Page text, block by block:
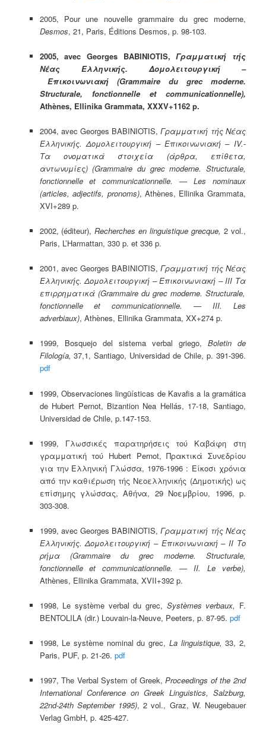
2005, Pour une nouvelle grammaire du grec moderne,
Desmos, 21, Paris, Éditions Desmos, p. 98-103.
2005, avec Georges BABINIOTIS, Γραμματική τής
Νέας Ελληνικής. Δομολειτουργική –
Επικοινωνιακή (Grammaire du grec moderne.
Structurale, fonctionnelle et communicationnelle),
Athènes, Ellinika Grammata, XXXV+1162 p.
2004, avec Georges BABINIOTIS, Γραμματική τής Νέας
Ελληνικής. Δομολειτουργική – Επικοινωνιακή – ΙV.-
Τα ονοματικά στοιχεία (άρθρα, επίθετα,
αντωνυμίες) (Grammaire du grec moderne. Structurale,
fonctionnelle et communicationnelle. — Les nominaux
(articles, adjectifs, pronoms), Athènes, Ellinika Grammata,
XVI+289 p.
2002, (éditeur),Recherches en linguistique grecque,2 vol.,
Paris, L’Harmattan, 330 p. et 336 p.
2001, avec Georges BABINIOTIS,Γραμματική τής Νέας
Ελληνικής. Δομολειτουργική – Επικοινωνιακή –ΙΙI Τα
επιρρηματικά (Grammaire du grec moderne. Structurale,
fonctionnelle et communicationnelle. — III. Les
adverbiaux), Athènes, Ellinika Grammata, XX+274 p.
1999, Bosquejo del sistema verbal griego, Boletin de
Filología, 37,1, Santiago, Universidad de Chile, p. 391-396.
pdf
1999, Observaciones lingüísticas de Kavafis a la gramática
de Hubert Pernot, Bizantion Nea Hellás, 17-18, Santiago,
Universidad de Chile, p.147-153.
1999, Γλωσσικές παρατηρήσεις τού Καβάφη στη
γραμματική τού Hubert Pernot, Πρακτικά Συνεδρίου
για την Ελληνική Γλώσσα, 1976-1996 : Είκοσι χρόνια
από την καθιέρωση τής Νεοελληνικής (Δημοτικής) ως
επίσημης γλώσσας, Αθήνα, 29 Νοεμβρίου, 1996, p.
303-308.
1999, avec Georges BABINIOTIS,Γραμματική τής Νέας
Ελληνικής. Δομολειτουργική – Επικοινωνιακή –ΙΙ Το
ρήμα (Grammaire du grec moderne. Structurale,
fonctionnelle et communicationnelle. — II. Le verbe),
Athènes, Ellinika Grammata, XVII+392 p.
1998, Le système verbal du grec, Systèmes verbaux, F.
BENTOLILA (dir.) Louvain-la-Neuve, Peeters, p. 87-95. pdf
1998, Le système nominal du grec, La linguistique, 33, 2,
Paris, PUF, p. 21-26. pdf
1997, The Verbal System of Greek,Proceedings of the 2nd
International Conference on Greek Linguistics, Salzburg,
22nd-24th September 1995), 2 vol., Graz, W. Neugebauer
Verlag GmbH, p. 425-427.